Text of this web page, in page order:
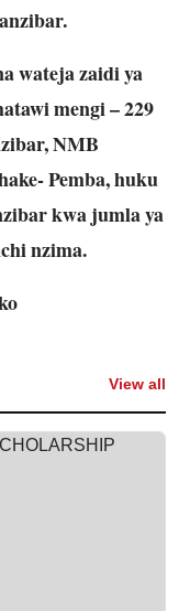
wateja zaidi ya
mengi – 229
NMB
Pemba, huku
kwa jumla ya
nzima.
View all